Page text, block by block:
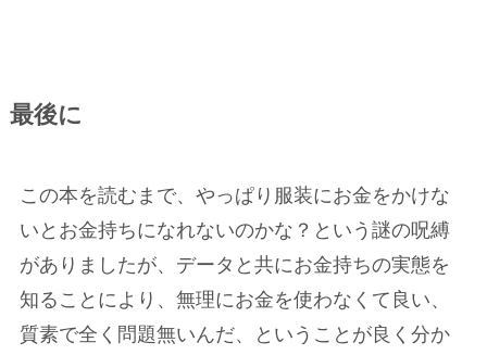
最後に
この本を読むまで、やっぱり服装にお金をかけな
いとお金持ちになれないのかな？という謎の呪縛
がありましたが、データと共にお金持ちの実態を
知ることにより、無理にお金を使わなくて良い、
質素で全く問題無いんだ、ということが良く分か